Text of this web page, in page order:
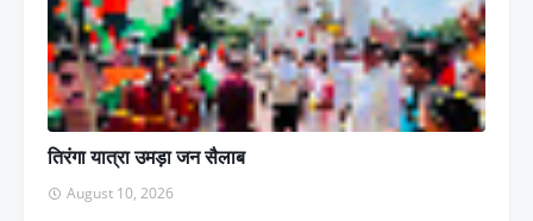
तिरंगा यात्रा उमड़ा जन सैलाब
August 10, 2026